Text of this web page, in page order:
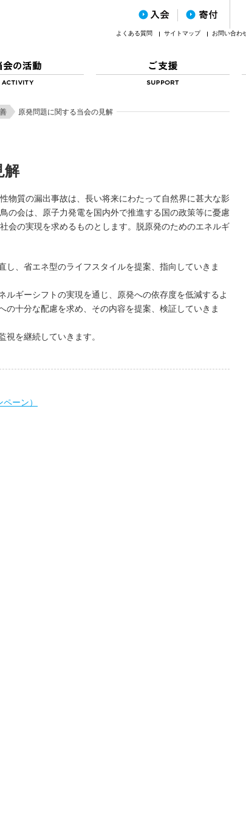
よくある質問 サイトマップ お問い合わ
原発問題に関する当会の見解
解
物質の漏出事故は、長い将来にわたって自然界に甚大な影
の会は、原子力発電を国内外で推進する国の政策等に憂慮
会の実現を求めるものとします。脱原発のためのエネルギ
、省エネ型のライフスタイルを提案、指向していきま
ルギーシフトの実現を通じ、原発への依存度を低減するよ
の十分な配慮を求め、その内容を提案、検証していきま
視を継続していきます。
ーン）